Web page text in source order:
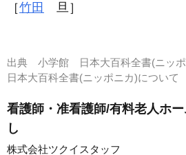
［竹田 旦］
出典 小学館 日本大百科全書(ニッ
日本大百科全書(ニッポニカ)につい
看護師・准看護師/有料老人ホ
し
株式会社ツクイスタッフ